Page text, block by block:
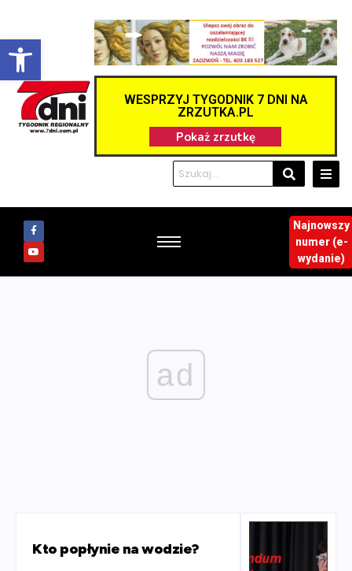
Otwórz pasek narzędzi
WESPRZYJ TYGODNIK 7 DNI NA
ZRZUTKA.PL
Najnowszy
numer (e-
wydanie)
ad
Kto popłynie na wodzie?